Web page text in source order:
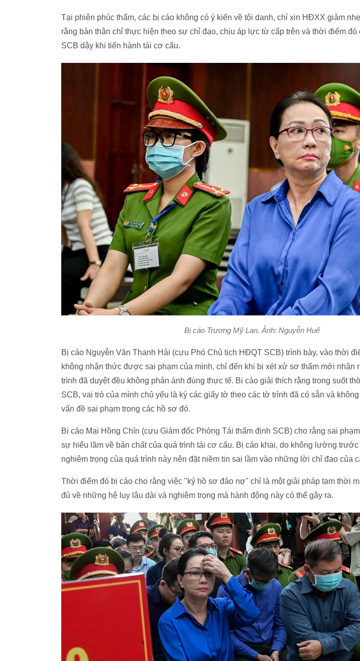
Tại phiên phúc thẩm, các bị cáo không có ý kiến về tội danh, chỉ xin HĐXX giảm
rằng bản thân chỉ thực hiện theo sự chỉ đạo, chịu áp lực từ cấp trên và thời điểm đó
SCB dậy khi tiến hành tái cơ cấu.
Bị cáo Trương Mỹ Lan. Ảnh: Nguyễn Huế
Bị cáo Nguyễn Văn Thanh Hải (cựu Phó Chủ tịch HĐQT SCB) trình bày, vào thời
không nhận thức được sai phạm của mình, chỉ đến khi bị xét xử sơ thẩm mới nhận
trình đã duyệt đều không phản ánh đúng thực tế. Bị cáo giải thích rằng trong suốt
SCB, vai trò của mình chủ yếu là ký các giấy tờ theo các tờ trình đã có sẵn và
vấn đề sai phạm trong các hồ sơ đó.
Bị cáo Mai Hồng Chín (cựu Giám đốc Phòng Tái thẩm định SCB) cho rằng sai
sự hiểu lầm về bản chất của quá trình tái cơ cấu. Bị cáo khai, do không lường
nghiêm trọng của quá trình này nên đặt niềm tin sai lầm vào những lời chỉ đạo của
Thời điểm đó bị cáo cho rằng việc "ký hồ sơ đảo nợ" chỉ là một giải pháp tạm thời
đủ về những hệ lụy lâu dài và nghiêm trọng mà hành động này có thể gây ra.